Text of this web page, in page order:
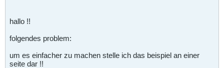
hallo !!
folgendes problem:
um es einfacher zu machen stelle ich das beispiel an einer
seite dar !!